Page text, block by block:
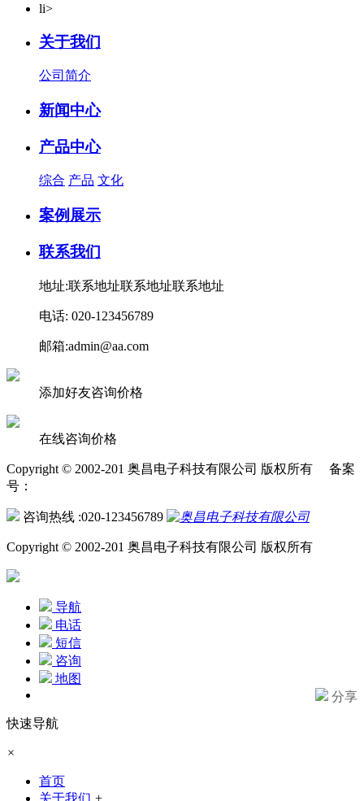
li>
关于我们
公司简介
新闻中心
产品中心
综合 产品 文化
案例展示
联系我们
地址:联系地址联系地址联系地址
电话: 020-123456789
邮箱:admin@aa.com
添加好友咨询价格
在线咨询价格
Copyright © 2002-201 奥昌电子科技有限公司 版权所有 备案
号：
咨询热线 :020-123456789
Copyright © 2002-201 奥昌电子科技有限公司 版权所有
导航
电话
短信
咨询
地图
分享
快速导航
×
首页
关于我们 +